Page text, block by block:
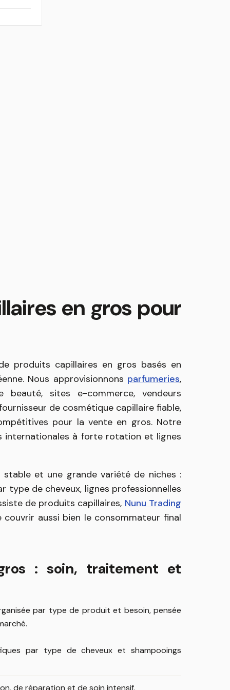
en gros pour
produits capillaires en gros basés en
Nous approvisionnons parfumeries,
sites e-commerce, vendeurs
de cosmétique capillaire fiable,
pour la vente en gros. Notre
internationales à forte rotation et lignes
et une grande variété de niches :
de cheveux, lignes professionnelles
de produits capillaires, Nunu Trading
aussi bien le consommateur final
: soin, traitement et
par type de produit et besoin, pensée
par type de cheveux et shampooings
de réparation et de soin intensif.